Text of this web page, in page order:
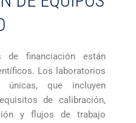
financiación están
Los laboratorios
únicas, que incluyen
de calibración,
y flujos de trabajo